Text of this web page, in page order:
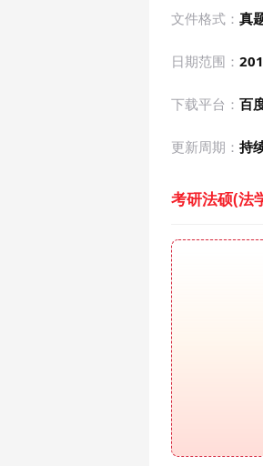
文件格式： 真
日期范围：
下载平台： 百
更新周期： 持
考研法硕(法